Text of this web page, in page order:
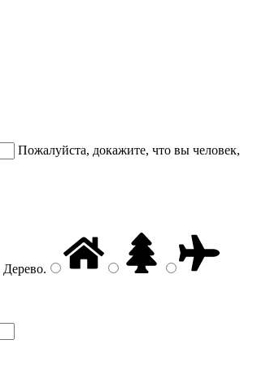
Пожалуйста, докажите, что вы человек,
Дерево.